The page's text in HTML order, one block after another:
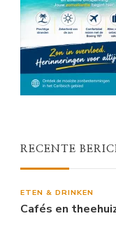
RECENTE
ETEN & DRINKEN
Cafés en